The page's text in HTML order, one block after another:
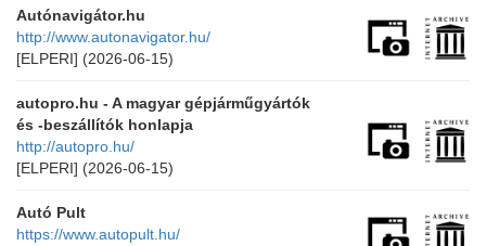
Autónavigátor.hu
http://www.autonavigator.hu/
[ELPERI] (2026-06-15)
autopro.hu - A magyar gépjárműgyártók
és -beszállítók honlapja
http://autopro.hu/
[ELPERI] (2026-06-15)
Autó Pult
https://www.autopult.hu/